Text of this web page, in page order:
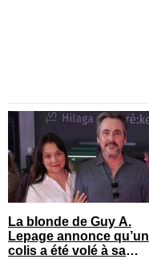
La blonde de Guy A.
Lepage annonce qu’un
colis a été volé à sa